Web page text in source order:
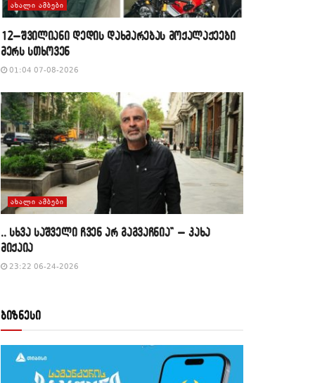
ᲐᲮᲐᲚᲘ ᲐᲛᲑᲔᲑᲘ
12–შვილიანი დედის დახმარებას მოქალაქეები
მერს სთხოვენ
01:04 07-08-2026
ᲐᲮᲐᲚᲘ ᲐᲛᲑᲔᲑᲘ
,, სხვა საშველი ჩვენ არ გაგვაჩნია” – კახა
მიქაია
23:22 06-24-2026
ბიზნესი